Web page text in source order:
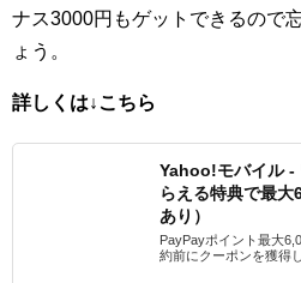
ナス3000円もゲットできるので
ょう。
詳しくは↓こちら
Yahoo!モバイル -
らえる特典で最
あり）
PayPayポイント最大
約前にクーポンを獲得